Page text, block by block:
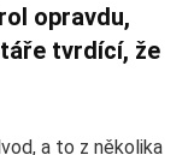
opravdu,
tvrdící, že
a to z několika